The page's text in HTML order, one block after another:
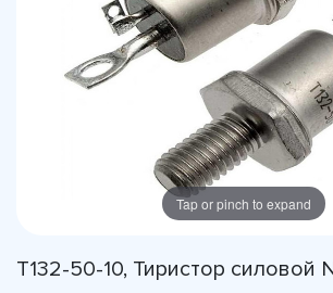
Tap or pinch to expand
Т132-50-10, Тиристор силовой